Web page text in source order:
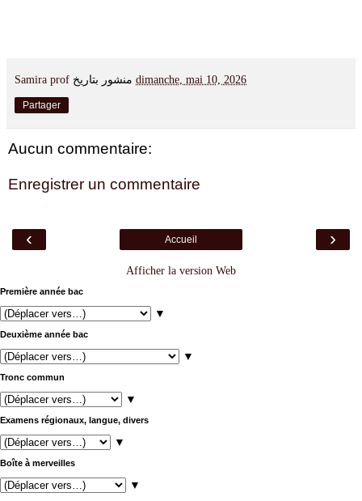
Samira prof dimanche, mai 10, 2026
Partager
Aucun commentaire:
Enregistrer un commentaire
‹ ›
Accueil
Afficher la version Web
Première année bac
▼
Deuxième année bac
▼
Tronc commun
▼
Examens régionaux, langue, divers
▼
Boîte à merveilles
▼